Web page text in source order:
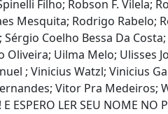
Filho; Robson F. Vilela;
Mesquita; Rodrigo Rabelo;
Coelho Bessa Da
Uilma Melo; Ulisses
; Vinicius Watzl; Vinicius
Vitor Pra Medeiros;
ESPERO LER SEU NOME